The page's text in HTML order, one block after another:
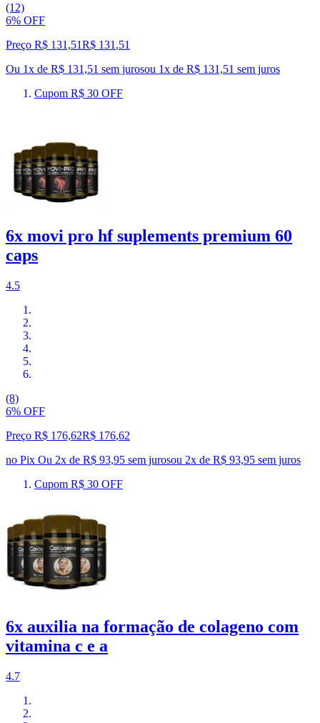
(12)
6% OFF
Preço R$ 131,51R$ 131 ,51
Ou 1x de R$ 131,51 sem jurosou 1x de R$ 131,51 sem juros
Cupom R$ 30 OFF
6x movi pro hf suplements premium 60
caps
4.5
(8)
6% OFF
Preço R$ 176,62R$ 176,62
no Pix Ou 2x de R$ 93,95 sem jurosou 2x de R$ 93,95 sem juros
Cupom R$ 30 OFF
6x auxilia na formação de colageno com
vitamina c e a
4.7